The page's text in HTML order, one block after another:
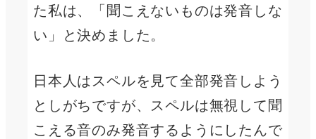
た私は、「聞こえないものは発音しな
い」と決めました。
日本人はスペルを見て全部発音しよう
としがちですが、スペルは無視して聞
こえる音のみ発音するようにしたんで